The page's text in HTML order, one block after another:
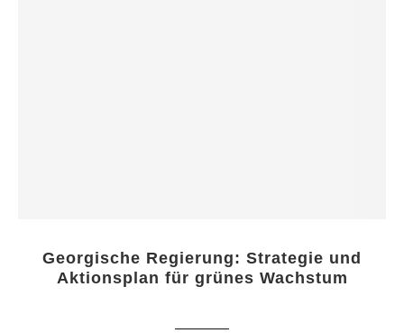
Georgische Regierung: Strategie und
Aktionsplan für grünes Wachstum